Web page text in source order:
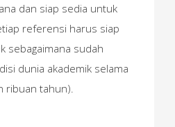
dan siap sedia untuk
referensi harus siap
sebagaimana sudah
dunia akademik selama
ribuan tahun).